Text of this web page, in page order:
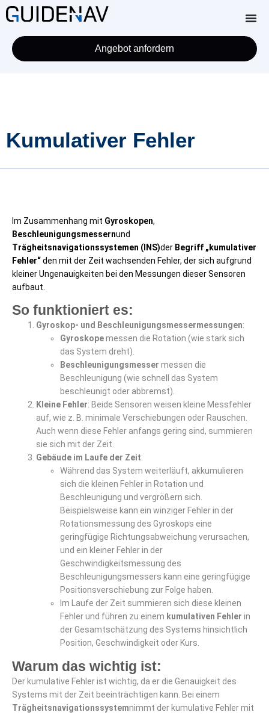
Angebot anfordern
Kumulativer Fehler
Im Zusammenhang mit Gyroskopen,
Beschleunigungsmessernund
Trägheitsnavigationssystemen (INS)der Begriff „kumulativer
Fehler“den mit der Zeit wachsenden Fehler, der sich aufgrund
kleiner Ungenauigkeiten bei den Messungen dieser Sensoren
aufbaut.
So funktioniert es:
Gyroskop- und Beschleunigungsmessermessungen:
Gyroskopemessen die Rotation (wie stark sich
das System dreht).
Beschleunigungsmesser messen die
Beschleunigung (wie schnell das System
beschleunigt oder abbremst).
Kleine Fehler: Beide Sensoren weisen kleine Messfehler
auf, wie z. B. minimale Verschiebungen oder Rauschen.
Auch wenn diese Fehler anfangs gering sind, summieren
sie sich mit der Zeit.
Gebäude im Laufe der Zeit:
Während das System weiterläuft, akkumulieren
sich die kleinen Fehler in Rotation und
Beschleunigung und vergrößern sich.
Beispielsweise kann ein winziger Fehler in der
Rotationsmessung des Gyroskops eine
geringfügige Richtungsabweichung verursachen,
und ein kleiner Fehler in der
Geschwindigkeitsmessung des
Beschleunigungsmessers kann eine geringfügige
Positionsverschiebung zur Folge haben.
Im Laufe der Zeit summieren sich diese kleinen
Fehler und führen zu einem kumulativen Fehler in
der Gesamtschätzung des Systems hinsichtlich
Position, Geschwindigkeit oder Kurs.
Warum das wichtig ist:
Der kumulative Fehler ist wichtig, da er die Genauigkeit des
Systems mit der Zeit beeinträchtigen kann. Bei einem
Trägheitsnavigationssystemnimmt der kumulative Fehler mit